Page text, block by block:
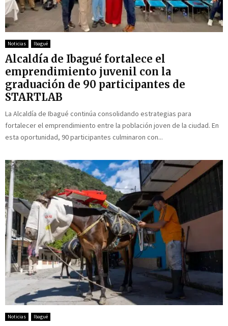
Noticias Ibagué
Alcaldía de Ibagué fortalece el
emprendimiento juvenil con la
graduación de 90 participantes de
STARTLAB
La Alcaldía de Ibagué continúa consolidando estrategias para
fortalecer el emprendimiento entre la población joven de la ciudad. En
esta oportunidad, 90 participantes culminaron con...
Noticias Ibagué